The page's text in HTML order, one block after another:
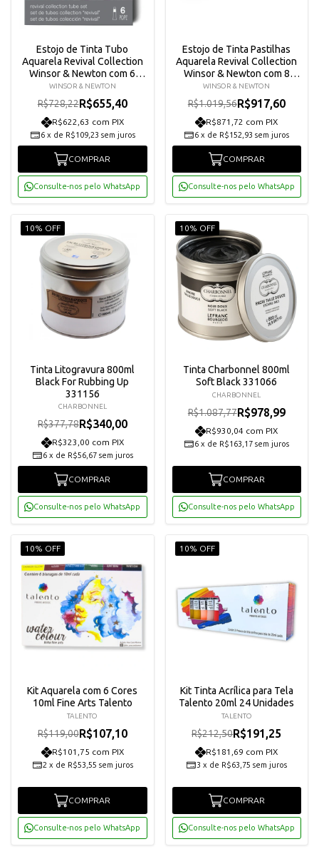
Estojo de Tinta Tubo
Aquarela Revival Collection
Winsor & Newton com 6
Unidades 0190825
WINSOR & NEWTON
R$728,22R$655,40
R$622,63 com PIX
6 x de R$109,23 sem juros
COMPRAR
Consulte-nos pelo WhatsApp
Estojo de Tinta Pastilhas
Aquarela Revival Collection
Winsor & Newton com 8
Unidades 0190824
WINSOR & NEWTON
R$1.019,56R$917,60
R$871,72 com PIX
6 x de R$152,93 sem juros
COMPRAR
Consulte-nos pelo WhatsApp
10% OFF
Tinta Litogravura 800ml
Black For Rubbing Up
331156
CHARBONNEL
R$377,78R$340,00
R$323,00 com PIX
6 x de R$56,67 sem juros
COMPRAR
Consulte-nos pelo WhatsApp
10% OFF
Tinta Charbonnel 800ml
Soft Black 331066
CHARBONNEL
R$1.087,77R$978,99
R$930,04 com PIX
6 x de R$163,17 sem juros
COMPRAR
Consulte-nos pelo WhatsApp
10% OFF
Kit Aquarela com 6 Cores
10ml Fine Arts Talento
TALENTO
R$119,00R$107,10
R$101,75 com PIX
2 x de R$53,55 sem juros
COMPRAR
Consulte-nos pelo WhatsApp
10% OFF
Kit Tinta Acrílica para Tela
Talento 20ml 24 Unidades
TALENTO
R$212,50R$191,25
R$181,69 com PIX
3 x de R$63,75 sem juros
COMPRAR
Consulte-nos pelo WhatsApp